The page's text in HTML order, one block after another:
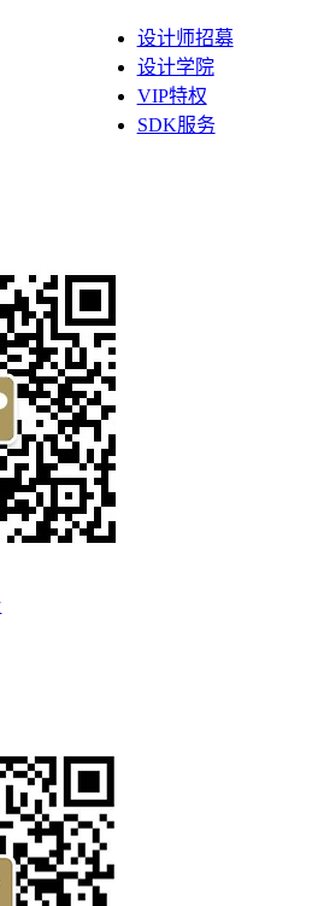
设计师招募
设计学院
VIP特权
SDK服务